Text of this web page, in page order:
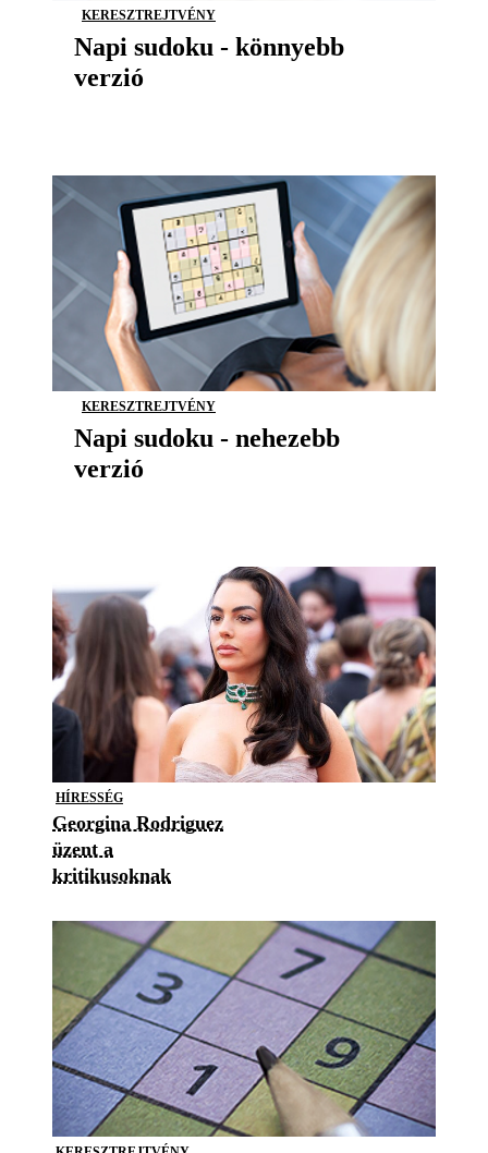
KERESZTREJTVÉNY
Napi sudoku - könnyebb
verzió
KERESZTREJTVÉNY
Napi sudoku - nehezebb
verzió
HÍRESSÉG
Georgina Rodriguez
üzent a
kritikusoknak